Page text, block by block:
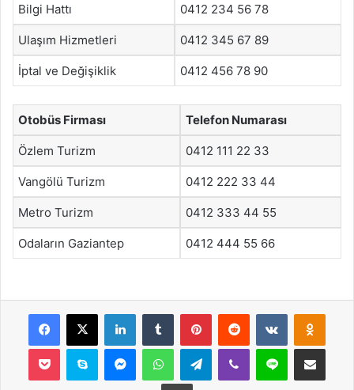
Bilgi Hattı 0412 234 56 78
Ulaşım Hizmetleri 0412 345 67 89
İptal ve Değişiklik 0412 456 78 90
Otobüs Firması Telefon Numarası
Özlem Turizm 0412 111 22 33
Vangölü Turizm 0412 222 33 44
Metro Turizm 0412 333 44 55
Odaların Gaziantep 0412 444 55 66
Facebook
X LinkedInTumblr PinterestReddit VKontakte
Pocket Skype MessengerWhatsAppTelegramViber Line E-Posta ile
Yazdır